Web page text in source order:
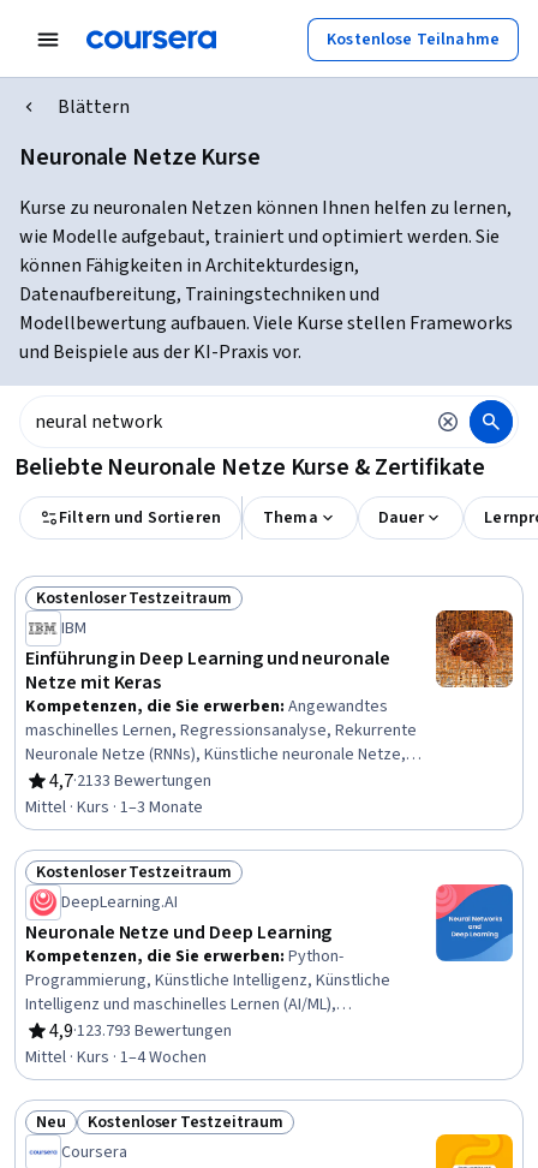
Kostenlose Teilnahme
Blättern
Neuronale Netze Kurse
Kurse zu neuronalen Netzen können Ihnen helfen zu lernen,
wie Modelle aufgebaut, trainiert und optimiert werden. Sie
können Fähigkeiten in Architekturdesign,
Datenaufbereitung, Trainingstechniken und
Modellbewertung aufbauen. Viele Kurse stellen Frameworks
und Beispiele aus der KI-Praxis vor.
Beliebte Neuronale Netze Kurse & Zertifikate
Filtern und Sortieren Thema Dauer
Status: Kostenloser Testzeitraum
Kostenloser Testzeitraum
IBM
Einführung in Deep Learning und neuronale
Netze mit Keras
Kompetenzen, die Sie erwerben: Angewandtes
maschinelles Lernen, Regressionsanalyse, Rekurrente
Neuronale Netze (RNNs), Künstliche neuronale Netze,
Tiefes Lernen, Methoden des maschinellen Lernens,
Bildanalyse, Autokodierer, Keras (Bibliothek für
neuronale Netze), Lernen übertragen, Maschinelles
Lernen, Modell Ausbildung, Modell-Optimierung,
Verarbeitung natürlicher Sprache, Netzarchitektur,
Faltungsneuronale Netze
4,7
Bewertung, 4,7 von 5 Sternen
·2133 Bewertungen
Mittel · Kurs · 1–3 Monate
Status: Kostenloser Testzeitraum
Kostenloser Testzeitraum
DeepLearning.AI
Neuronale Netze und Deep Learning
Kompetenzen, die Sie erwerben: Python-
Programmierung, Künstliche Intelligenz, Künstliche
Intelligenz und maschinelles Lernen (AI/ML),
Angewandtes maschinelles Lernen, Künstliche neuronale
Netze, Tiefes Lernen, Methoden des maschinellen
Lernens, Modell Ausbildung, Modell-Optimierung,
Überwachtes Lernen, Faltungsneuronale Netze
4,9
Bewertung, 4,9 von 5 Sternen
·123.793 Bewertungen
Mittel · Kurs · 1–4 Wochen
Status: Neu
Neu Status: Kostenloser Testzeitraum
Kostenloser Testzeitraum
Coursera